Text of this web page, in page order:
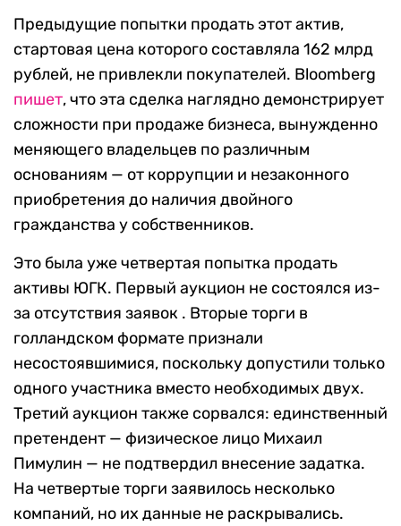
Предыдущие попытки продать этот актив,
стартовая цена которого составляла 162 млрд
рублей, не привлекли покупателей. Bloomberg
пишет, что эта сделка наглядно демонстрирует
сложности при продаже бизнеса, вынужденно
меняющего владельцев по различным
основаниям — от коррупции и незаконного
приобретения до наличия двойного
гражданства у собственников.
Это была уже четвертая попытка продать
активы ЮГК. Первый аукцион не состоялся из-
за отсутствия заявок . Вторые торги в
голландском формате признали
несостоявшимися, поскольку допустили только
одного участника вместо необходимых двух.
Третий аукцион также сорвался: единственный
претендент — физическое лицо Михаил
Пимулин — не подтвердил внесение задатка.
На четвертые торги заявилось несколько
компаний, но их данные не раскрывались.